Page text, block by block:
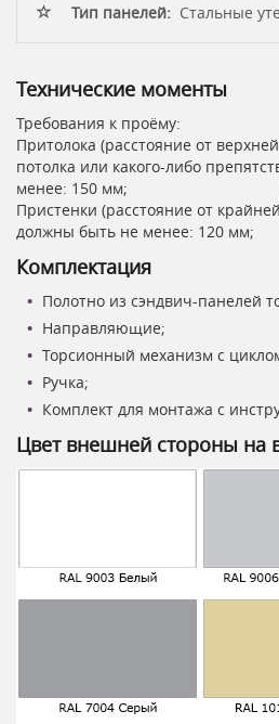
Тип панелей: Стальные
Технические моменты
Требования к проёму:
Притолока (расстояние от
потолка или какого-либо
менее: 150 мм;
Пристенки (расстояние от
должны быть не менее: 120 мм;
Комплектация
Полотно из сэндвич-панелей
Направляющие;
Торсионный механизм с
Ручка;
Комплект для монтажа с
Цвет внешней стороны на